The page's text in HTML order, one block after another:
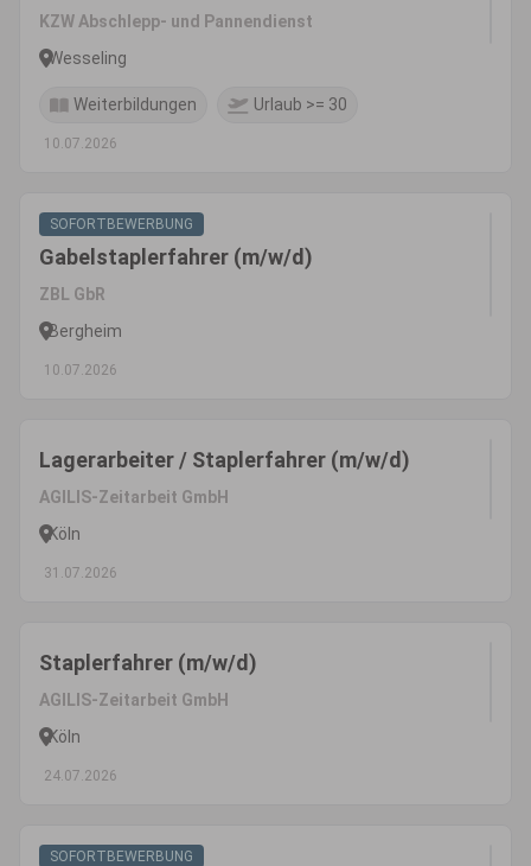
KZW Abschlepp- und Pannendienst
Wesseling
Weiterbildungen Urlaub >= 30
10.07.2026
SOFORTBEWERBUNG
Gabelstaplerfahrer (m/w/d)
ZBL GbR
Bergheim
10.07.2026
Lagerarbeiter / Staplerfahrer (m/w/d)
AGILIS-Zeitarbeit GmbH
Köln
31.07.2026
Staplerfahrer (m/w/d)
AGILIS-Zeitarbeit GmbH
Köln
24.07.2026
SOFORTBEWERBUNG